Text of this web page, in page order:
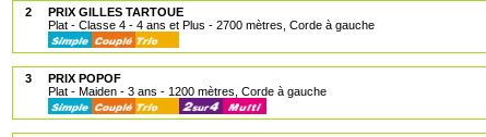
2
PRIX GILLES TARTOUE
Plat - Classe 4 - 4 ans et Plus - 2700 mètres, Corde à gauche
3
PRIX POPOF
Plat - Maiden - 3 ans - 1200 mètres, Corde à gauche